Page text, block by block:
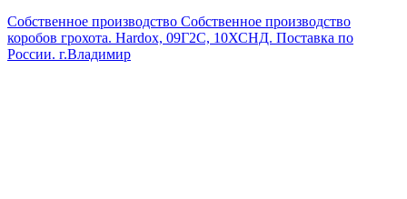
Собственное производство Собственное производство
коробов грохота. Hardox, 09Г2С, 10ХСНД. Поставка по
России. г.Владимир